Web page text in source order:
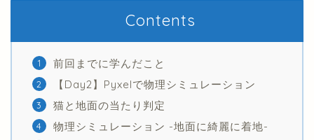
Contents
前回までに学んだこと
【Day2】Pyxelで物理シミュレーション
猫と地面の当たり判定
物理シミュレーション -地面に綺麗に着地-